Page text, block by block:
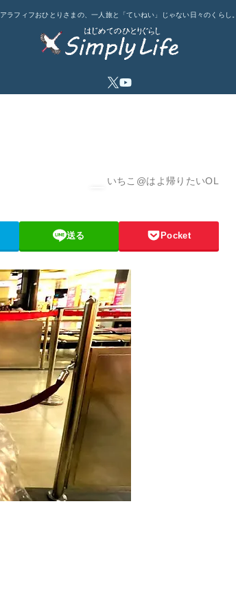
アラフィフおひとりさまの、一人旅と「ていねい」じゃない日々のくらし。
いちこ@はよ帰りたいOL
送る Pocket